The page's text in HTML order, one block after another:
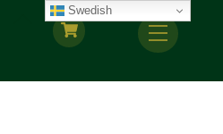
Menu
Swedish